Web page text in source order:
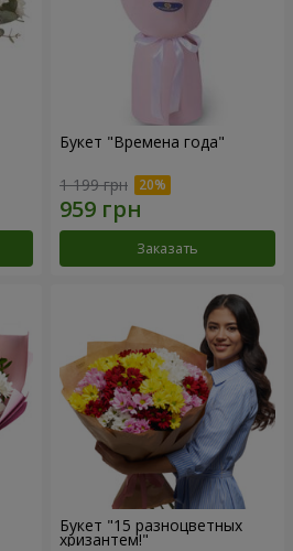
Букет "Времена года"
1 199 грн
Заказать
Букет "15 разноцветных
хризантем!"